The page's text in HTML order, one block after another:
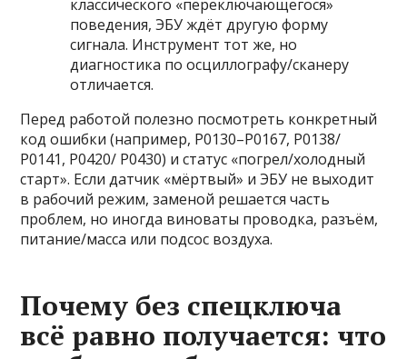
классического «переключающегося»
поведения, ЭБУ ждёт другую форму
сигнала. Инструмент тот же, но
диагностика по осциллографу/сканеру
отличается.
Перед работой полезно посмотреть конкретный
код ошибки (например, P0130–P0167, P0138/
P0141, P0420/ P0430) и статус «погрел/холодный
старт». Если датчик «мёртвый» и ЭБУ не выходит
в рабочий режим, заменой решается часть
проблем, но иногда виноваты проводка, разъём,
питание/масса или подсос воздуха.
Почему без спецключа
всё равно получается: что